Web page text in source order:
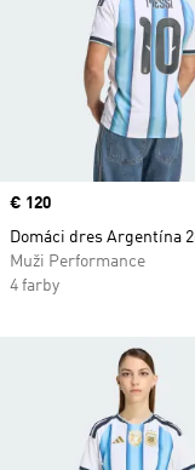
Price
€ 120
Domáci dres Argentína
Muži Performance
4 farby